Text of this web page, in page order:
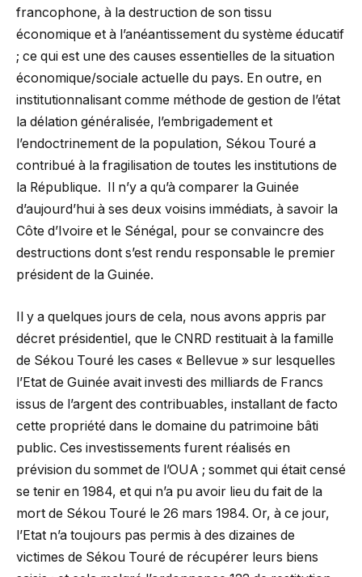
francophone, à la destruction de son tissu
économique et à l’anéantissement du système éducatif
; ce qui est une des causes essentielles de la situation
économique/sociale actuelle du pays. En outre, en
institutionnalisant comme méthode de gestion de l’état
la délation généralisée, l’embrigadement et
l’endoctrinement de la population, Sékou Touré a
contribué à la fragilisation de toutes les institutions de
la République. Il n’y a qu’à comparer la Guinée
d’aujourd’hui à ses deux voisins immédiats, à savoir la
Côte d’Ivoire et le Sénégal, pour se convaincre des
destructions dont s’est rendu responsable le premier
président de la Guinée.
Il y a quelques jours de cela, nous avons appris par
décret présidentiel, que le CNRD restituait à la famille
de Sékou Touré les cases « Bellevue » sur lesquelles
l’Etat de Guinée avait investi des milliards de Francs
issus de l’argent des contribuables, installant de facto
cette propriété dans le domaine du patrimoine bâti
public. Ces investissements furent réalisés en
prévision du sommet de l’OUA ; sommet qui était censé
se tenir en 1984, et qui n’a pu avoir lieu du fait de la
mort de Sékou Touré le 26 mars 1984. Or, à ce jour,
l’Etat n’a toujours pas permis à des dizaines de
victimes de Sékou Touré de récupérer leurs biens